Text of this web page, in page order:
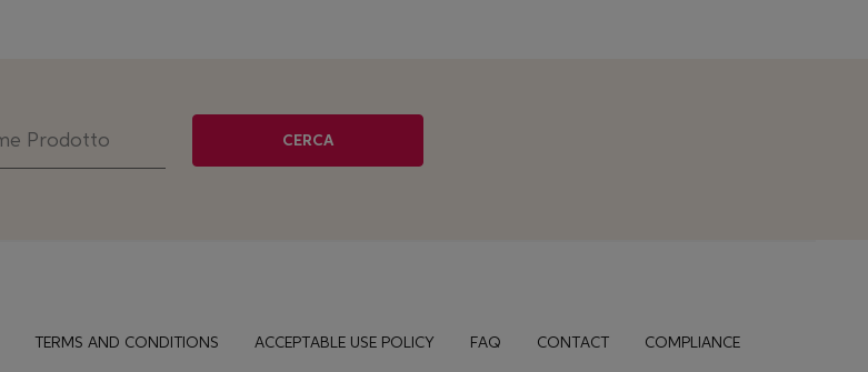
CERCA
TERMS AND CONDITIONS ACCEPTABLE USE POLICY FAQ CONTACT COMPLIANCE